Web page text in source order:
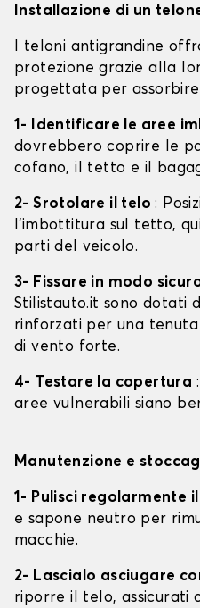
Installazione di un
I teloni antigrandine
protezione grazie alla
progettata per
1- Identificare le aree
dovrebbero coprire le
cofano, il tetto e il
2- Srotolare il telo:
l'imbottitura sul tetto,
parti del veicolo.
3- Fissare in modo
Stilistauto.it sono dotati
rinforzati per una
di vento forte.
4- Testare la copertura
aree vulnerabili siano
Manutenzione e
1- Pulisci regolarmente
e sapone neutro per
macchie.
2- Lascialo asciugare
riporre il telo, assicurati